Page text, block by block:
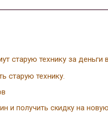
старую технику за деньги
старую технику.
и получить скидку на новую